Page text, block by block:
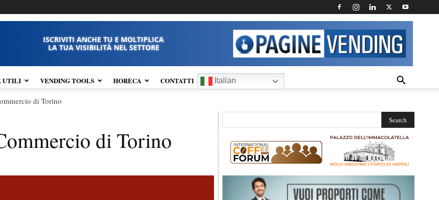
ISCRIVITI ANCHE TU E MOLTIPLICA
LA TUA VISIBILITÀ NEL SETTORE
UTILI VENDING TOOLS HORECA CONTATTI Italian
di Torino
di Torino